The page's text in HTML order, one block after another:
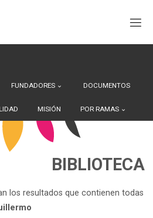
FUNDADORES DOCUMENTOS
MISIÓN POR RAMAS
BIBLIOTECA
los resultados que contienen todas